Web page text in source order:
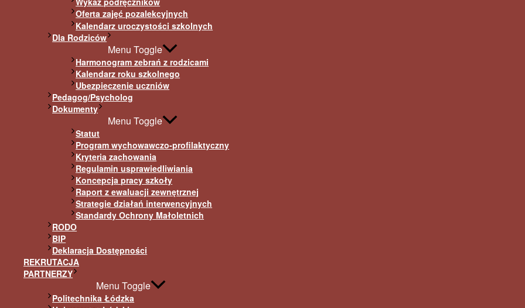
Oferta zajęć pozalekcyjnych
Kalendarz uroczystości szkolnych
Dla Rodziców
Menu Toggle
Harmonogram zebrań z rodzicami
Kalendarz roku szkolnego
Ubezpieczenie uczniów
Pedagog/Psycholog
Dokumenty
Menu Toggle
Statut
Program wychowawczo-profilaktyczny
Kryteria zachowania
Regulamin usprawiedliwiania
Koncepcja pracy szkoły
Raport z ewaluacji zewnętrznej
Strategie działań interwencyjnych
Standardy Ochrony Małoletnich
RODO
BIP
Deklaracja Dostępności
REKRUTACJA
PARTNERZY
Menu Toggle
Politechnika Łódzka